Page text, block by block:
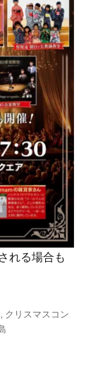
れる場合も
, クリスマスコン